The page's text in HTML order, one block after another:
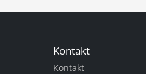
Kontakt
Kontakt